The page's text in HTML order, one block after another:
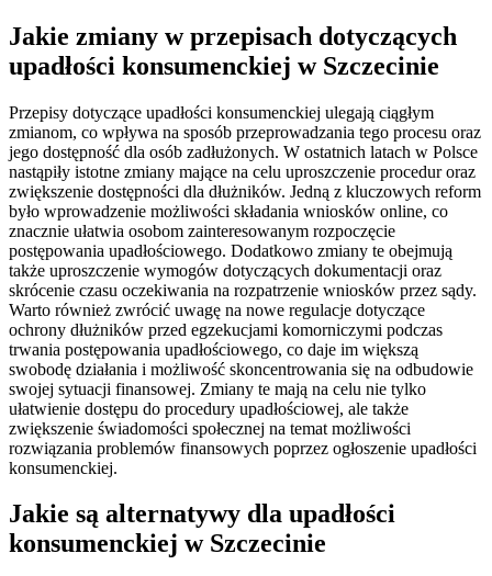
Jakie zmiany w przepisach dotyczących
upadłości konsumenckiej w Szczecinie
Przepisy dotyczące upadłości konsumenckiej ulegają ciągłym
zmianom, co wpływa na sposób przeprowadzania tego procesu oraz
jego dostępność dla osób zadłużonych. W ostatnich latach w Polsce
nastąpiły istotne zmiany mające na celu uproszczenie procedur oraz
zwiększenie dostępności dla dłużników. Jedną z kluczowych reform
było wprowadzenie możliwości składania wniosków online, co
znacznie ułatwia osobom zainteresowanym rozpoczęcie
postępowania upadłościowego. Dodatkowo zmiany te obejmują
także uproszczenie wymogów dotyczących dokumentacji oraz
skrócenie czasu oczekiwania na rozpatrzenie wniosków przez sądy.
Warto również zwrócić uwagę na nowe regulacje dotyczące
ochrony dłużników przed egzekucjami komorniczymi podczas
trwania postępowania upadłościowego, co daje im większą
swobodę działania i możliwość skoncentrowania się na odbudowie
swojej sytuacji finansowej. Zmiany te mają na celu nie tylko
ułatwienie dostępu do procedury upadłościowej, ale także
zwiększenie świadomości społecznej na temat możliwości
rozwiązania problemów finansowych poprzez ogłoszenie upadłości
konsumenckiej.
Jakie są alternatywy dla upadłości
konsumenckiej w Szczecinie